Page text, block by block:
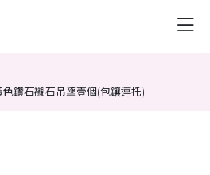
鑽石襯石吊墜壹個(包鑲連托)